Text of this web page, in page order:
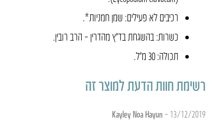
רכיבים לא פעילים: שמן חמניות*.
כשרות: בהשגחת בד”ץ מהדרין – הרב רובין.
תכולה: 30 מ״ל.
רשימת חוות הדעת למוצר זה
Kayley Noa Hayun – 13/12/2019